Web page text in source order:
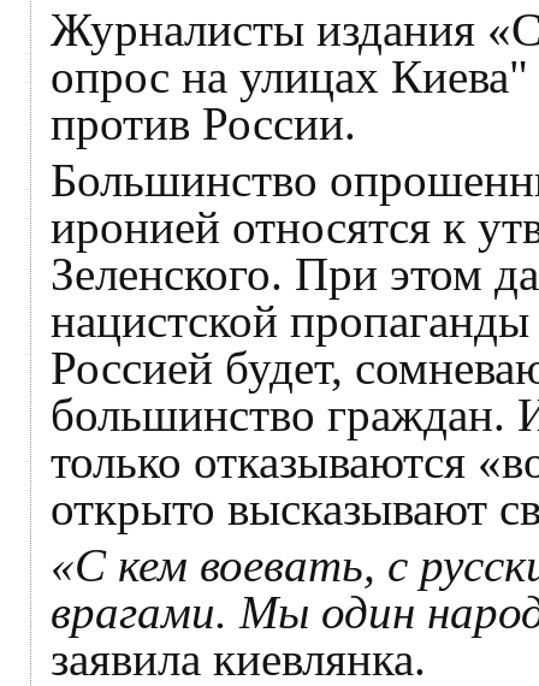
Журналисты издания
опрос на улицах Киева"
против России.
Большинство
иронией относятся к
Зеленского. При этом
нацистской
Россией будет,
большинство граждан.
только отказываются
открыто высказывают
«С кем воевать, с
врагами. Мы один
заявила киевлянка.